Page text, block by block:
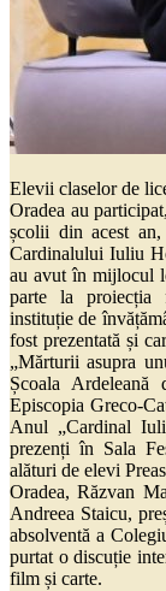
Elevii claselor de
Oradea au
școlii din acest an,
Cardinalului Iuliu
au avut în mijlocul
parte la proiecția
instituție de
fost prezentată și
„Mărturii asupra
Școala
Episcopia Greco-
Anul „Cardinal
prezenți în Sala
alături de elevi
Oradea, Răzvan
Andreea Staicu,
absolventă a
purtat o discuție
film și carte.